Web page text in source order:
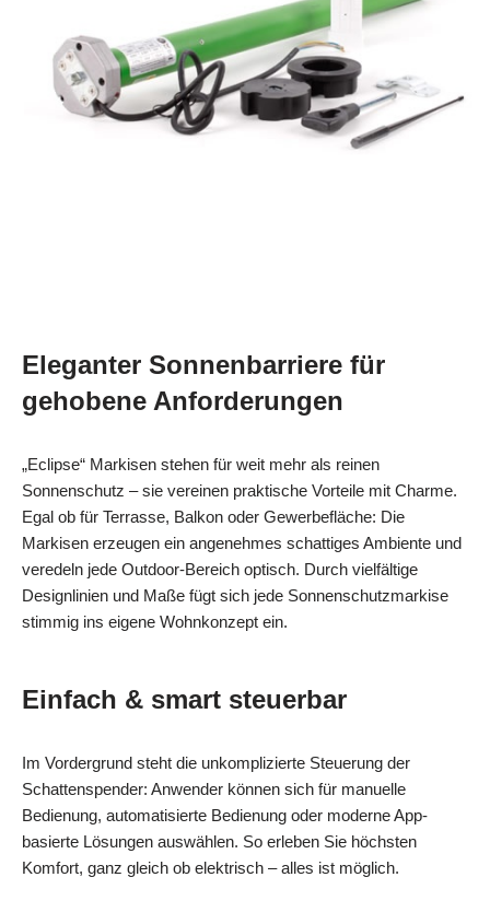
Eleganter Sonnenbarriere für
gehobene Anforderungen
„Eclipse“ Markisen stehen für weit mehr als reinen
Sonnenschutz – sie vereinen praktische Vorteile mit Charme.
Egal ob für Terrasse, Balkon oder Gewerbefläche: Die
Markisen erzeugen ein angenehmes schattiges Ambiente und
veredeln jede Outdoor-Bereich optisch. Durch vielfältige
Designlinien und Maße fügt sich jede Sonnenschutzmarkise
stimmig ins eigene Wohnkonzept ein.
Einfach & smart steuerbar
Im Vordergrund steht die unkomplizierte Steuerung der
Schattenspender: Anwender können sich für manuelle
Bedienung, automatisierte Bedienung oder moderne App-
basierte Lösungen auswählen. So erleben Sie höchsten
Komfort, ganz gleich ob elektrisch – alles ist möglich.